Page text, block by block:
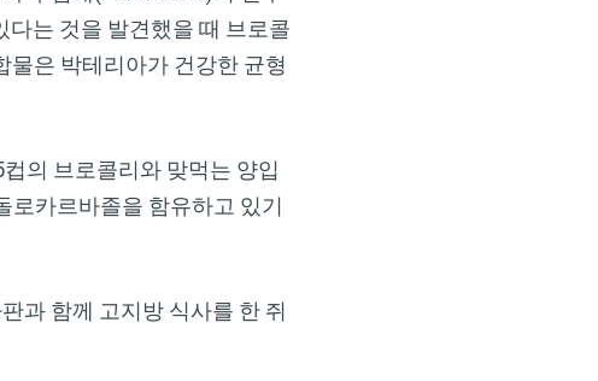
는 것을 발견했을 때 브로콜
물은 박테리아가 건강한 균형
의 브로콜리와 맞먹는 양입
로카르바졸을 함유하고 있기
과 함께 고지방 식사를 한 쥐